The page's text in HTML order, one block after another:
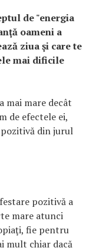
de "energia
oameni a
ziua şi care te
mai dificile
mai mare decât
de efectele ei,
pozitivă din jurul
pozitivă a
mare atunci
fie pentru
mult chiar dacă